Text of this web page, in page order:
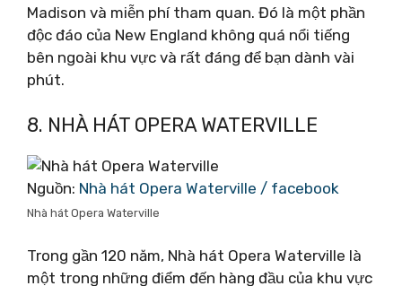
Madison và miễn phí tham quan. Đó là một phần
độc đáo của New England không quá nổi tiếng
bên ngoài khu vực và rất đáng để bạn dành vài
phút.
8. NHÀ HÁT OPERA WATERVILLE
Nguồn: Nhà hát Opera Waterville / facebook
Nhà hát Opera Waterville
Trong gần 120 năm, Nhà hát Opera Waterville là
một trong những điểm đến hàng đầu của khu vực